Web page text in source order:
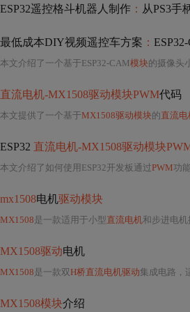
ESP32遥控格斗机器人制作 ： 从PS3手
最低成本DIY视频遥控车方案 ：
本文介绍了一个基于ESP32-CAM模块的摄像头小
直流电机-MX1508驱动模块PWM代码
本文提供了一个基于MX1508驱动模块的直流电
ESP32 直流电机-MX1508驱动模块
本文介绍了如何使用ESP32开发板通过PWM功
mx1508电机驱动模块
MX1508是一款适用于小型直流电机和步进电机
MX1508驱动电机
MX1508是一款双H桥直流电机驱动集成电路，
MX1508模块介绍